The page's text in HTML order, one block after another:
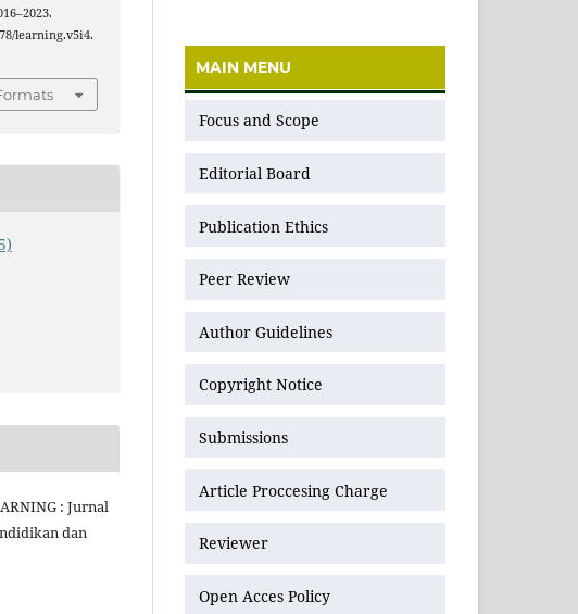
learning.v5i4.
: Jurnal
dan
MAIN MENU
Focus and Scope
Editorial Board
Publication Ethics
Peer Review
Author Guidelines
Copyright Notice
Submissions
Article Proccesing Charge
Reviewer
Open Acces Policy